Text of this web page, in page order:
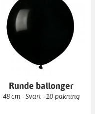
Runde ballonger
48 cm - Svart - 10-pakning